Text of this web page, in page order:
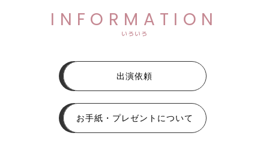
INFORMATION
いろいろ
出演依頼
お手紙・プレゼントについて